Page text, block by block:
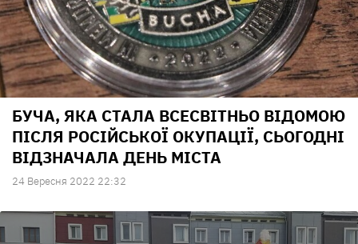
БУЧА, ЯКА СТАЛА ВСЕСВІТНЬО ВІДОМОЮ
ПІСЛЯ РОСІЙСЬКОЇ ОКУПАЦІЇ, СЬОГОДНІ
ВІДЗНАЧАЛА ДЕНЬ МІСТА
24 Вересня 2022 22:32